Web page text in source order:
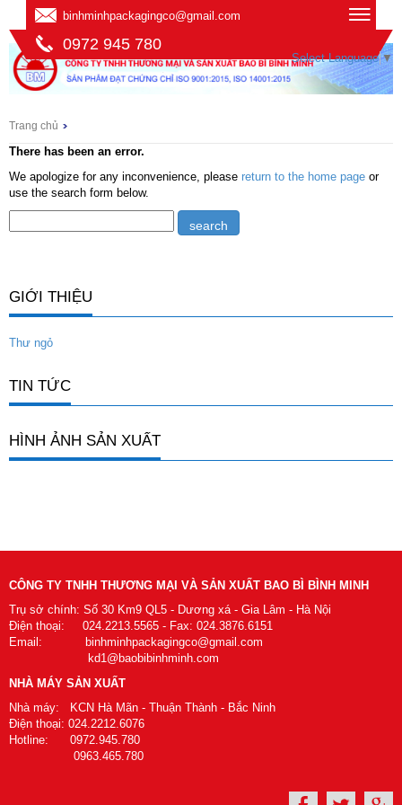
binhminhpackagingco@gmail.com
0972 945 780
Select Language ▼
Trang chủ
There has been an error.
We apologize for any inconvenience, please return to the home page or
use the search form below.
GIỚI THIỆU
Thư ngỏ
TIN TỨC
HÌNH ẢNH SẢN XUẤT
CÔNG TY TNHH THƯƠNG MẠI VÀ SẢN XUẤT BAO BÌ BÌNH MINH
Trụ sở chính: Số 30 Km9 QL5 - Dương xá - Gia Lâm - Hà Nội
Điện thoại: 024.2213.5565 - Fax: 024.3876.6151
Email: binhminhpackagingco@gmail.com
kd1@baobibinhminh.com
NHÀ MÁY SẢN XUẤT
Nhà máy: KCN Hà Mãn - Thuận Thành - Bắc Ninh
Điện thoại: 024.2212.6076
Hotline: 0972.945.780
0963.465.780